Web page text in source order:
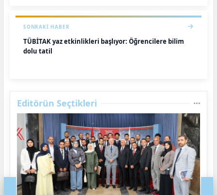
SONRAKI HABER
TÜBİTAK yaz etkinlikleri başlıyor: Öğrencilere bilim
dolu tatil
Editörün Seçtikleri